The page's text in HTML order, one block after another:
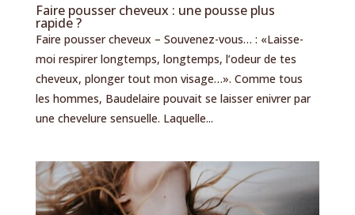
Faire pousser cheveux : une pousse plus
rapide ?
Faire pousser cheveux – Souvenez-vous… : «Laisse-
moi respirer longtemps, longtemps, l’odeur de tes
cheveux, plonger tout mon visage…». Comme tous
les hommes, Baudelaire pouvait se laisser enivrer par
une chevelure sensuelle. Laquelle...